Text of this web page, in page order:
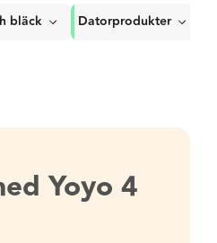
bläck Datorprodukter
Yoyo 4